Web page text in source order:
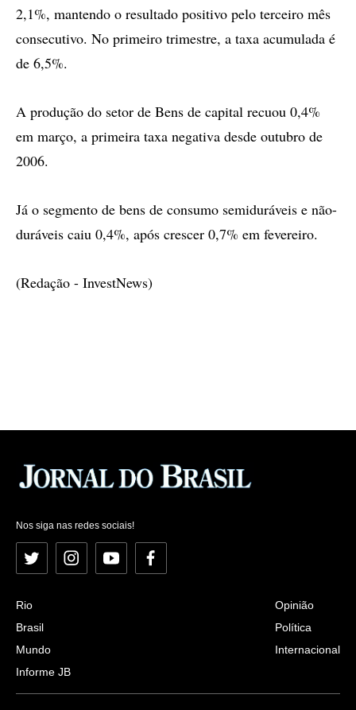
2,1%, mantendo o resultado positivo pelo terceiro mês
consecutivo. No primeiro trimestre, a taxa acumulada é
de 6,5%.
A produção do setor de Bens de capital recuou 0,4%
em março, a primeira taxa negativa desde outubro de
2006.
Já o segmento de bens de consumo semiduráveis e não-
duráveis caiu 0,4%, após crescer 0,7% em fevereiro.
(Redação - InvestNews)
Nos siga nas redes sociais!
Twitter InstagramYouTubeFacebook
Rio
Brasil
Mundo
Informe JB
Opinião
Política
Internacional